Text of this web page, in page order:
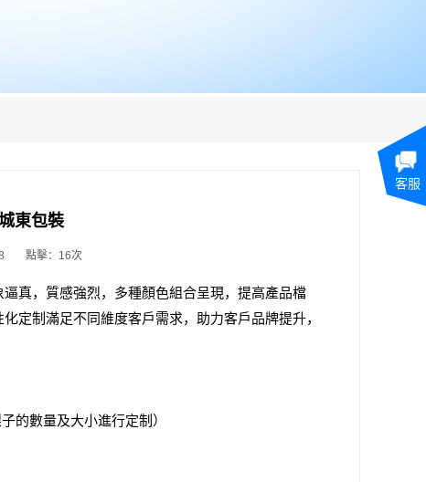
東包裝
點擊：16次
真，質感強烈，多種顏色組合呈現，提高產品檔
定制滿足不同維度客戶需求，助力客戶品牌提升，
的數量及大小進行定制）
客服